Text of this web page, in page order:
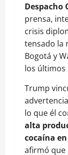
Despacho
prensa,
crisis
tensado la
Bogotá y
los últimos
Trump
lo que él
alta
cocaína
afirmó que